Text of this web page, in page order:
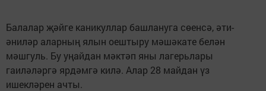
Балалар җәйге каникуллар башлануга сөенсә, әти-
әниләр аларның ялын оештыру мәшәкате белән
мәшгуль. Бу уңайдан мәктәп яны лагерьлары
гаиләләргә ярдәмгә килә. Алар 28 майдан үз
ишекләрен ачты.